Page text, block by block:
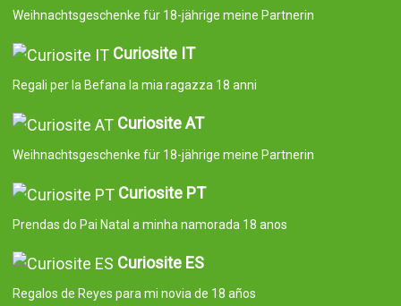
Weihnachtsgeschenke für 18-jährige meine Partnerin
Curiosite IT
Regali per la Befana la mia ragazza 18 anni
Curiosite AT
Weihnachtsgeschenke für 18-jährige meine Partnerin
Curiosite PT
Prendas do Pai Natal a minha namorada 18 anos
Curiosite ES
Regalos de Reyes para mi novia de 18 años